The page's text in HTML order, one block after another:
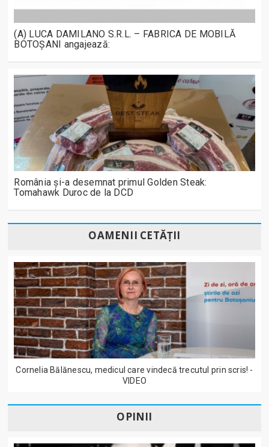
(A) LUCA DAMILANO S.R.L. – FABRICA DE MOBILĂ
BOTOȘANI angajează:
România și-a desemnat primul Golden Steak:
Tomahawk Duroc de la DCD
OAMENII CETĂȚII
Cornelia Bălănescu, medicul care vindecă trecutul prin scris! -
VIDEO
OPINII